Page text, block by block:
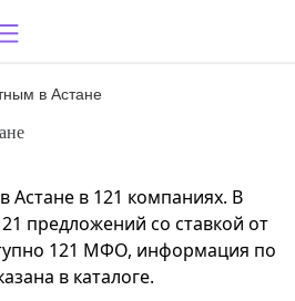
в Астане
Астане в 121 компаниях. В
предложений со ставкой от
121 МФО, информация по
в каталоге.